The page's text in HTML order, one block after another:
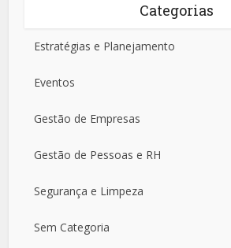
Categorias
Estratégias e Planejamento
Eventos
Gestão de Empresas
Gestão de Pessoas e RH
Segurança e Limpeza
Sem Categoria